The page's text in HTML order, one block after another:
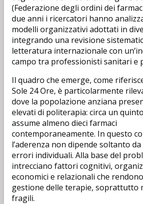
(Federazione degli ordini dei
due anni i ricercatori hanno
modelli organizzativi adottati in
integrando una revisione
letteratura internazionale con
campo tra professionisti sanitari e
Il quadro che emerge, come
Sole 24 Ore, è particolarmente
dove la popolazione anziana
elevati di politerapia: circa un
assume almeno dieci farmaci
contemporaneamente. In questo
l’aderenza non dipende soltanto
errori individuali. Alla base del
intrecciano fattori cognitivi,
economici e relazionali che
gestione delle terapie, soprattutto
fragili.